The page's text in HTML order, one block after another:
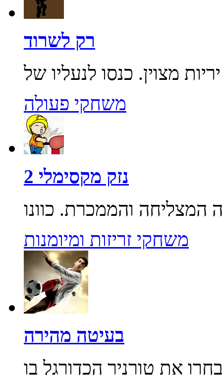
רק לשרוד
משחקי פעולה
נזק מקסימלי 2
משחקי זריזות ומיומנות
בעיטה מהירה